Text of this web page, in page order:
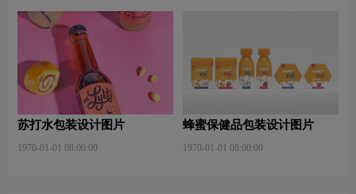
苏打水包装设计图片
1970-01-01 08:00:00
蜂蜜保健品包装设计图片
1970-01-01 08:00:00